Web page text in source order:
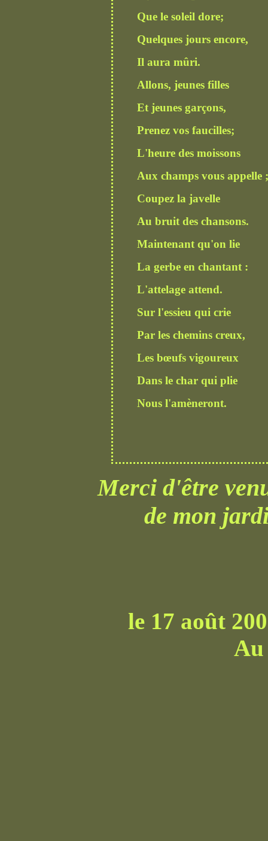
Que le soleil dore;
Quelques jours encore,
Il aura mûri.
Allons, jeunes filles
Et jeunes garçons,
Prenez vos faucilles;
L'heure des moissons
Aux champs vous appelle ;
Coupez la javelle
Au bruit des chansons.
Maintenant qu'on lie
La gerbe en chantant :
L'attelage attend.
Sur l'essieu qui crie
Par les chemins creux,
Les bœufs vigoureux
Dans le char qui plie
Nous l'amèneront.
Merci d'être
de mon
le 17 août
Au